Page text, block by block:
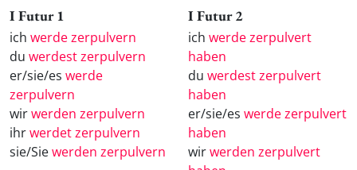
I Futur 1
ich werde zerpulvern
du werdest zerpulvern
er/sie/es werde
zerpulvern
wirwerden zerpulvern
ihrwerdet zerpulvern
sie/Siewerden zerpulvern
I Futur 2
ich werde zerpulvert
haben
du werdest zerpulvert
haben
er/sie/es werde zerpulvert
haben
wirwerden zerpulvert